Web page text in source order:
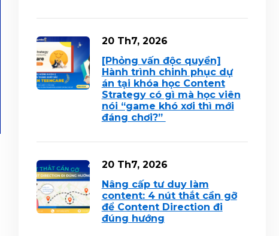
20 Th7, 2026
[Phỏng vấn độc quyền]
Hành trình chinh phục dự
án tại khóa học Content
Strategy có gì mà học viên
nói “game khó xơi thì mới
đáng chơi?”
20 Th7, 2026
Nâng cấp tư duy làm
content: 4 nút thắt cần gỡ
để Content Direction đi
đúng hướng